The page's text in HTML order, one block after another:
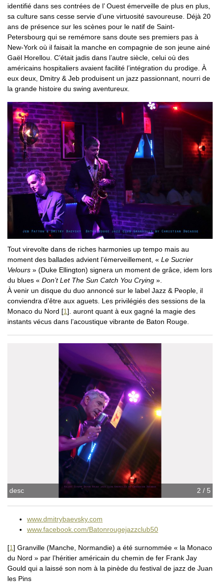
identifié dans ses contrées de l’ Ouest émerveille de plus en plus,
sa culture sans cesse servie d’une virtuosité savoureuse. Déjà 20
ans de présence sur les scènes pour le natif de Saint-
Petersbourg qui se remémore sans doute ses premiers pas à
New-York où il faisait la manche en compagnie de son jeune ainé
Gaël Horellou. C’était jadis dans l’autre siècle, celui où des
américains hospitaliers avaient facilité l’intégration du prodige. À
eux deux, Dmitry & Jeb produisent un jazz passionnant, nourri de
la grande histoire du swing aventureux.
Tout virevolte dans de riches harmonies up tempo mais au
moment des ballades advient l’émerveillement, « Le Sucrier
Velours » (Duke Ellington) signera un moment de grâce, idem lors
du blues « Don’t Let The Sun Catch You Crying ».
À venir un disque du duo annoncé sur le label Jazz & People, il
conviendra d’être aux aguets. Les privilégiés des sessions de la
Monaco du Nord [1]. auront quant à eux gagné la magie des
instants vécus dans l’acoustique vibrante de Baton Rouge.
2 / 5
desc
www.dmitrybaevsky.com
www.facebook.com/Batonrougejazzclub50
[1] Granville (Manche, Normandie) a été surnommée « la Monaco
du Nord » par l’héritier américain du chemin de fer Frank Jay
Gould qui a laissé son nom à la pinède du festival de jazz de Juan
les Pins